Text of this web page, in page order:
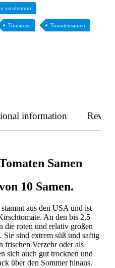
esculentum
Tomatoes Tomatensamen
information
Samen
10 Samen.
aus den USA und ist
An den bis 2,5
die roten und relativ großen
sind extrem süß und saftig
frischen Verzehr oder als
sich auch gut trocknen und
über den Sommer hinaus.